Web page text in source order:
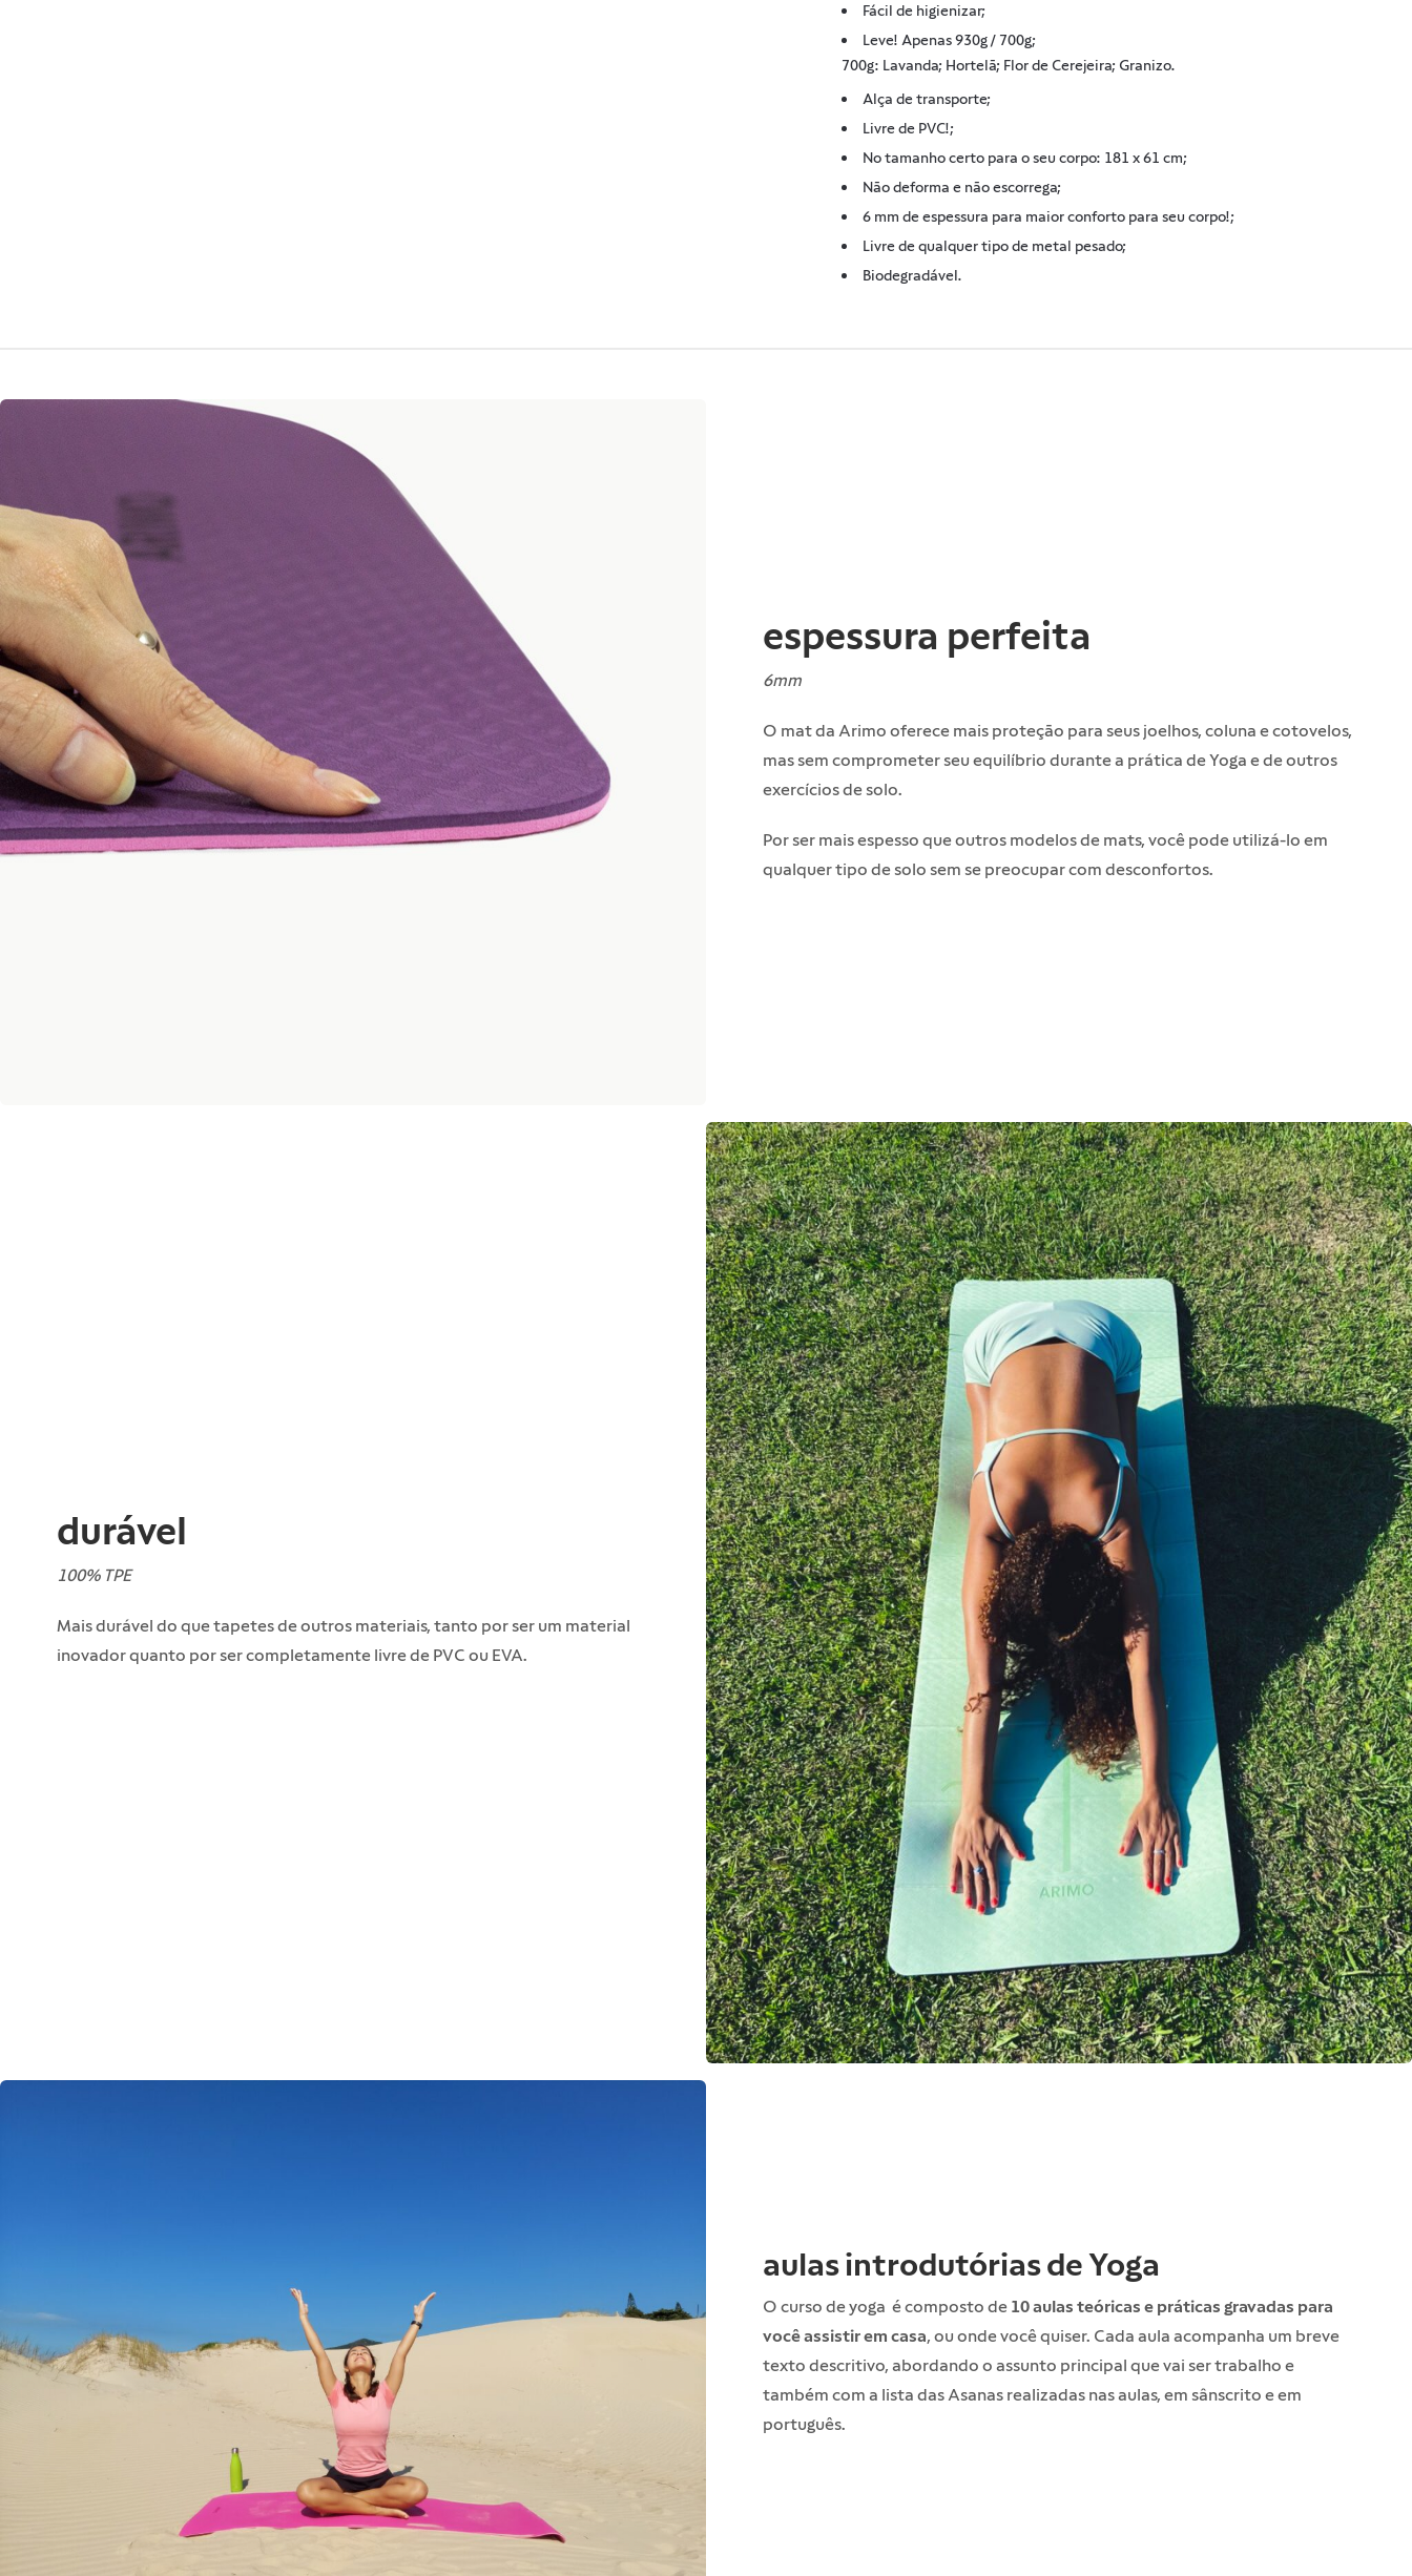
Fácil de higienizar;
Leve! Apenas 930g / 700g;
700g: Lavanda; Hortelã; Flor de Cerejeira; Granizo.
Alça de transporte;
Livre de PVC!;
No tamanho certo para o seu corpo: 181 x 61 cm;
Não deforma e não escorrega;
6 mm de espessura para maior conforto para seu corpo!;
Livre de qualquer tipo de metal pesado;
Biodegradável.
espessura perfeita
6mm
O mat da Arimo oferece mais proteção para seus joelhos, coluna e cotovelos,
mas sem comprometer seu equilíbrio durante a prática de Yoga e de outros
exercícios de solo.
Por ser mais espesso que outros modelos de mats, você pode utilizá-lo em
qualquer tipo de solo sem se preocupar com desconfortos.
durável
100% TPE
Mais durável do que tapetes de outros materiais, tanto por ser um material
inovador quanto por ser completamente livre de PVC ou EVA.
aulas introdutórias de Yoga
O curso de yoga é composto de10 aulas teóricas e práticas gravadas para
você assistir em casa, ou onde você quiser. Cada aula acompanha um breve
texto descritivo, abordando o assunto principal que vai ser trabalho e
também com a lista das Asanas realizadas nas aulas, em sânscrito e em
português.